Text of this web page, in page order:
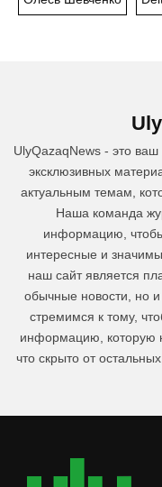
UlyQazaqNews - это
эксклюзивных
актуальным темам,
Наша команда
информацию,
интересные и
наш сайт является
обычные новости, но
стремимся к тому,
информацию, которую
что скрыто от